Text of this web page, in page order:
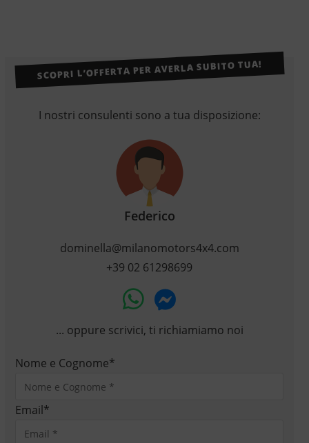
SCOPRI L’OFFERTA PER AVERLA SUBITO TUA!
I nostri consulenti sono a tua disposizione:
Federico
dominella@milanomotors4x4.com
+39 02 61298699
... oppure scrivici, ti richiamiamo noi
Nome e Cognome*
Email*